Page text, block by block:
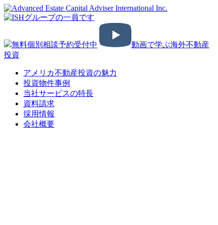
無料個別相談予約受付中
動画で学ぶ海外不動産
投資
アメリカ不動産投資の魅力
投資物件事例
当社サービスの特長
資料請求
採用情報
会社概要